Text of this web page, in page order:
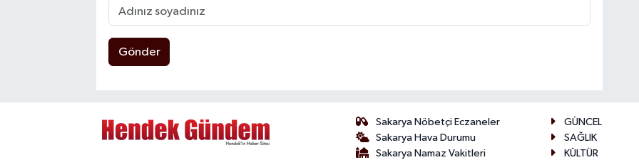
Gönder
Sakarya Nöbetçi Eczaneler
Sakarya Hava Durumu
Sakarya Namaz Vakitleri
GÜNCEL
SAĞLIK
KÜLTÜR